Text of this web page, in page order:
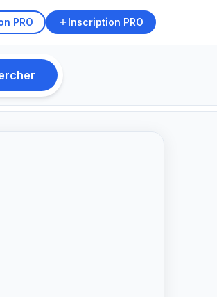
PRO Inscription PRO
971résultats · Psychologues